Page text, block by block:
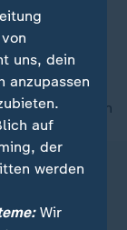
ums Leben.
nach oben
uns, dein
anzupassen
auf
der
werden
Wir